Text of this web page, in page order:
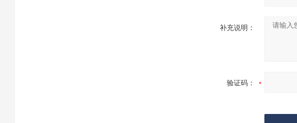
补充说明：
验证码：